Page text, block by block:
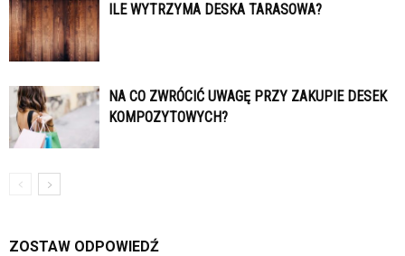
ILE WYTRZYMA DESKA TARASOWA?
NA CO ZWRÓCIĆ UWAGĘ PRZY ZAKUPIE DESEK
KOMPOZYTOWYCH?
ZOSTAW ODPOWIEDŹ